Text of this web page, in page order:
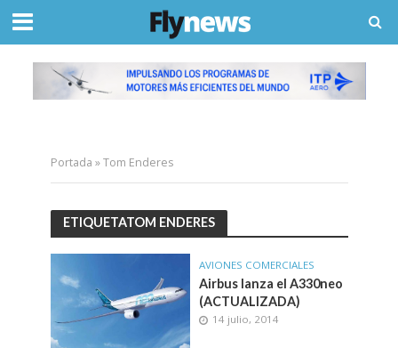
Portada »Tom Enderes
ETIQUETATOM ENDERES
AVIONES COMERCIALES
Airbus lanza el A330neo
(ACTUALIZADA)
14 julio, 2014